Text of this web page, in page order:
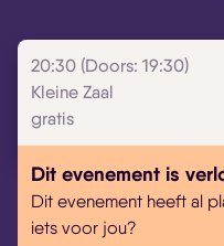
20:30 (Doors: 19:30)
Kleine Zaal
gratis
Dit evenement is
Dit evenement heeft al
iets voor jou?